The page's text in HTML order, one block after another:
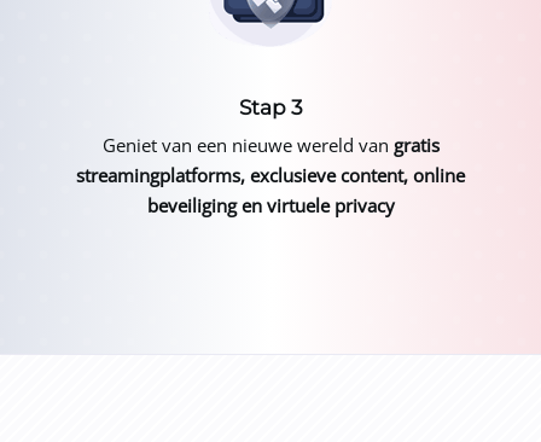
Stap 3
Geniet van een nieuwe wereld van gratis
streamingplatforms, exclusieve content, online
beveiliging en virtuele privacy